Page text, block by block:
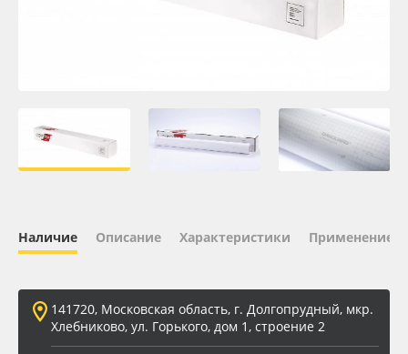
Плёнка монтажная Oratape
ПЭТ листовой
Баннер
Наличие Описание Характеристики Применение
141720, Московская область, г. Долгопрудный, мкр.
Хлебниково, ул. Горького, дом 1, строение 2